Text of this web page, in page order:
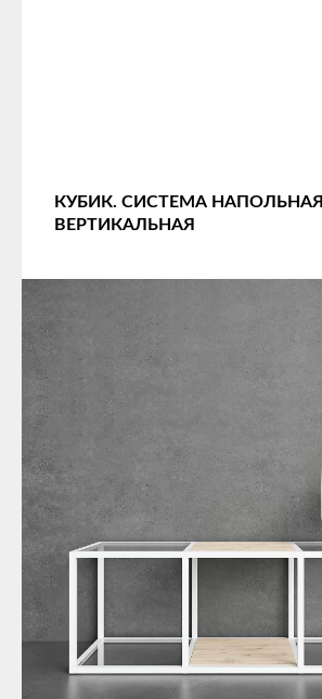
КУБИК. СИСТЕМА НАПОЛЬНАЯ
ВЕРТИКАЛЬНАЯ